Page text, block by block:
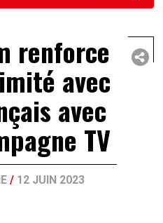
renforce
avec
avec
TV
/ 12 JUIN 2023